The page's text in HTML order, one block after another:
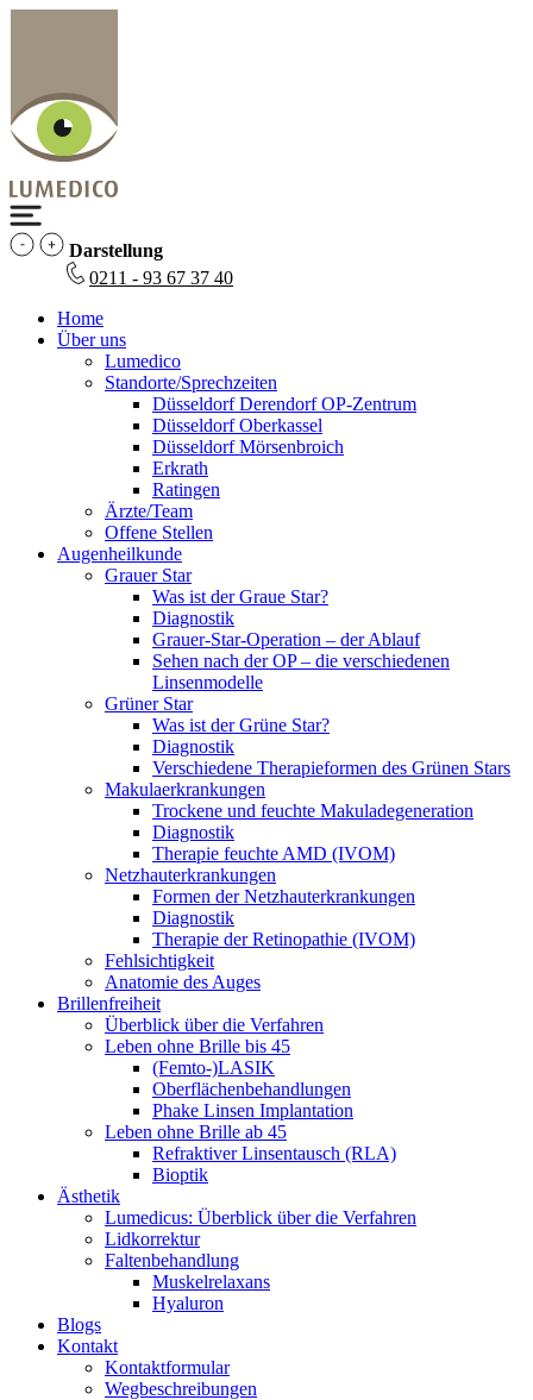
Darstellung
0211 - 93 67 37 40
Home
Über uns
Lumedico
Standorte/Sprechzeiten
Düsseldorf Derendorf OP-Zentrum
Düsseldorf Oberkassel
Düsseldorf Mörsenbroich
Erkrath
Ratingen
Ärzte/Team
Offene Stellen
Augenheilkunde
Grauer Star
Was ist der Graue Star?
Diagnostik
Grauer-Star-Operation – der Ablauf
Sehen nach der OP – die verschiedenen
Linsenmodelle
Grüner Star
Was ist der Grüne Star?
Diagnostik
Verschiedene Therapieformen des Grünen Stars
Makulaerkrankungen
Trockene und feuchte Makuladegeneration
Diagnostik
Therapie feuchte AMD (IVOM)
Netzhauterkrankungen
Formen der Netzhauterkrankungen
Diagnostik
Therapie der Retinopathie (IVOM)
Fehlsichtigkeit
Anatomie des Auges
Brillenfreiheit
Überblick über die Verfahren
Leben ohne Brille bis 45
(Femto-)LASIK
Oberflächenbehandlungen
Phake Linsen Implantation
Leben ohne Brille ab 45
Refraktiver Linsentausch (RLA)
Bioptik
Ästhetik
Lumedicus: Überblick über die Verfahren
Lidkorrektur
Faltenbehandlung
Muskelrelaxans
Hyaluron
Blogs
Kontakt
Kontaktformular
Wegbeschreibungen